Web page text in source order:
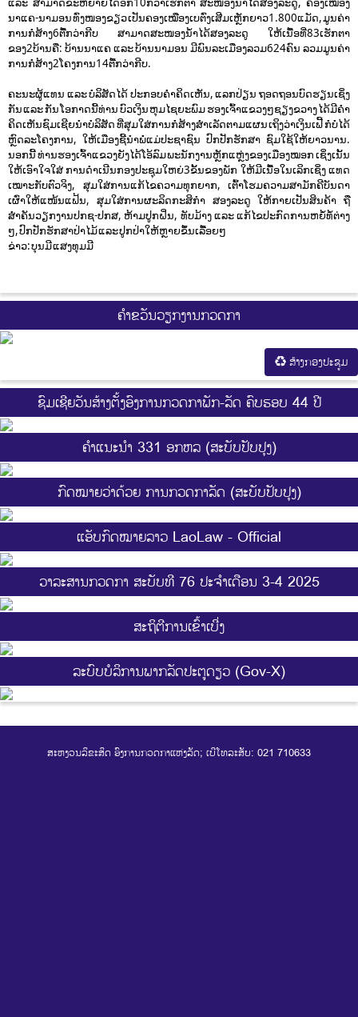
ນາແຄ-ນາມອນ ທົ່ງໜອງຂຽວ ເປັນຄອງເໝືອງເບຕົ່ງເສີມເຫຼັກຍາວ1.800ແມັດ, ມູນຄ່າ
ການກໍ່ສ້າງ6ຕື້ກວ່າກີບ ສາມາດສະໜອງນ້ຳໄດ້ສອງລະດູ ໃຫ້ເນື້ອທີ່83ເຮັກຕາ
ຂອງ2ບ້ານຄື: ບ້ານນາແຄ ແລະ ບ້ານນາມອນ ມີພົນລະເມືອງລວມ624ຄົນ ລວມມູນຄ່າ
ການກໍ່ສ້າງ2ໂຄງການ14ຕື້ກວ່າກີບ.
ຄະນະຜູ້ແທນ ແລະ ບໍລິສັດໄດ້ ປະກອບຄຳຄິດເຫັນ, ແລກປ່ຽນ ຖອດຖອນບົດຮຽນເຊິ່ງ
ກັນ ແລະ ກັນ ໂອກາດນີ້ທ່ານ ບົວເງິນ ຫຸມໄຊຍະພົມ ຮອງເຈົ້າແຂວງໆຊຽງຂວາງ ໄດ້ມີຄຳ
ຄິດເຫັນຊົມເຊີຍນຳບໍລິສັດ ທີ່ສຸມໃສ່ການກໍ່ສ້າງສຳເລັດຕາມແຜນ ເຖິງວ່າເງິນເຟີ້ ກໍ່ບໍ່ໄດ້
ຫຼົດລະໂຄງການ, ໃຫ້ເມືອງຊີ້ນຳພໍ່ແມ່ປະຊາຊົນ ປົກປັກຮັກສາ ຊົມໃຊ້ໃຫ້ຍາວນານ.
ນອກນີ້ ທ່ານຮອງເຈົ້າແຂວງຍັງໄດ້ໂອ້ລົມ ພະນັກງານຫຼັກແຫຼ່ງຂອງເມືອງໝອກ ເຊິ່ງເນັ້ນ
ໃຫ້ເອົາໃຈໃສ່ ການດຳເນີນກອງປະຊຸມໃຫຍ່3ຂັ້ນຂອງພັກ ໃຫ້ມີເນື້ອໃນເລິກເຊິ່ງ ແທດ
ເໝາະກັບຕົວຈິງ, ສຸມໃສ່ການແກ້ໄຂຄວາມທຸກຍາກ, ເຕົ້າໂຮມຄວາມສາມັກຄີບັນດາ
ເຜົ່າໃຫ້ແໜ້ນແຟ້ນ, ສຸມໃສ່ການຜະລິດກະສິກຳ ສອງລະດູ ໃຫ້ກາຍເປັນສິນຄ້າ ຖື
ສຳຄັນວຽກງານປກຊ-ປກສ, ຫ້າມປູກຝິ່ນ, ທັບມ້າງ ແລະ ແກ້ໄຂປະກົດການຫຍໍ້ທໍ້ຕ່າງ
ໆ, ປົກປັກຮັກສາປ່າໄມ້ ແລະ ປູກປ່າໃຫ້ຫຼາຍຂຶ້ນເລື້ອຍໆ
ຂ່າວ: ບຸນມີ ແສງທຸມມີ
ຄຳຂວັນວຽກງານກວດກາ
ສ້າງກອງປະຊູມ
ຊົມເຊີຍວັນສ້າງຕັ້ງອົງການກວດກາພັກ-ລັດ ຄົບຮອບ 44 ປີ
ຄຳແນະນຳ 331 ອກຫລ (ສະບັບປັບປຸງ)
ກົດໝາຍວ່າດ້ວຍ ການກວດກາລັດ (ສະບັບປັບປຸງ)
ແອັບກົດໝາຍລາວ LaoLaw - Official
ວາລະສານກວດກາ ສະບັບທີ 76 ປະຈຳເດືອນ 3-4 2025
ສະ​ຖິ​ຕີການ​ເຂົ້າ​ເບີ່ງ
ລະບົບບໍລິການພາກລັດປະຕູດຽວ (Gov-X)
ສະຫງວນລິຂະສິດ ອົງການກວດກາແຫ່ງລັດ; ເບີໂທລະສັບ: 021 710633